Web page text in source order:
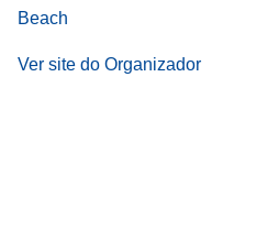
Beach
Ver site do Organizador